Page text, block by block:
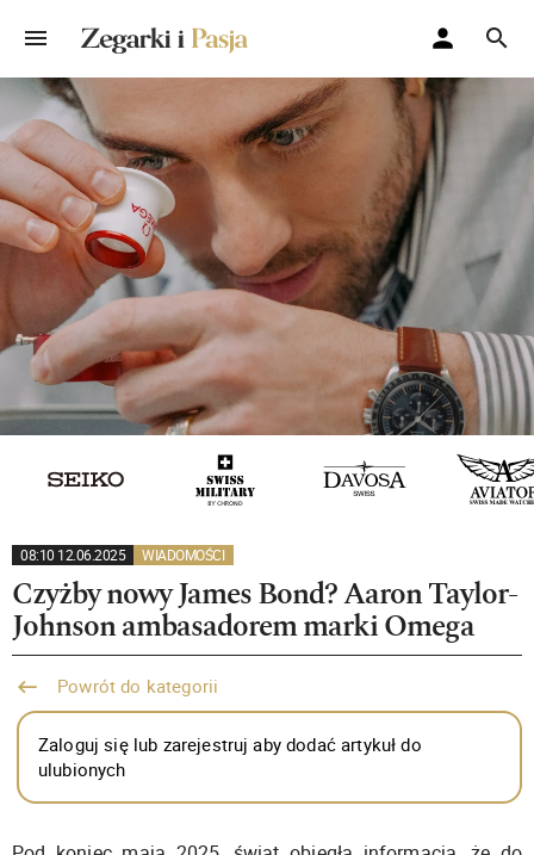
08:10 12.06.2025 WIADOMOŚCI
Czyżby nowy James Bond? Aaron Taylor-
Johnson ambasadorem marki Omega
Powrót do kategorii
Zaloguj się lub zarejestruj aby dodać artykuł do
ulubionych